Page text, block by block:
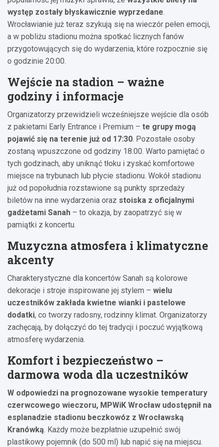
występ zostały błyskawicznie wyprzedane.
Wrocławianie już teraz szykują się na wieczór pełen emocji,
a w pobliżu stadionu można spotkać licznych fanów
przygotowujących się do wydarzenia, które rozpocznie się
o godzinie 20:00.
Wejście na stadion – ważne
godziny i informacje
Organizatorzy przewidzieli wcześniejsze wejście dla osób
z pakietami Early Entrance i Premium – te grupy mogą
pojawić się na terenie już od 17:30. Pozostałe osoby
zostaną wpuszczone od godziny 18:00. Warto pamiętać o
tych godzinach, aby uniknąć tłoku i zyskać komfortowe
miejsce na trybunach lub płycie stadionu. Wokół stadionu
już od popołudnia rozstawione są punkty sprzedaży
biletów na inne wydarzenia oraz stoiska z oficjalnymi
gadżetami Sanah – to okazja, by zaopatrzyć się w
pamiątki z koncertu.
Muzyczna atmosfera i klimatyczne
akcenty
Charakterystyczne dla koncertów Sanah są kolorowe
dekoracje i stroje inspirowane jej stylem – wielu
uczestników zakłada kwietne wianki i pastelowe
dodatki, co tworzy radosny, rodzinny klimat. Organizatorzy
zachęcają, by dołączyć do tej tradycji i poczuć wyjątkową
atmosferę wydarzenia.
Komfort i bezpieczeństwo –
darmowa woda dla uczestników
W odpowiedzi na prognozowane wysokie temperatury
czerwcowego wieczoru, MPWiK Wrocław udostępnił na
esplanadzie stadionu beczkowóz z Wrocławską
Kranówką. Każdy może bezpłatnie uzupełnić swój
plastikowy pojemnik (do 500 ml) lub napić się na miejscu.